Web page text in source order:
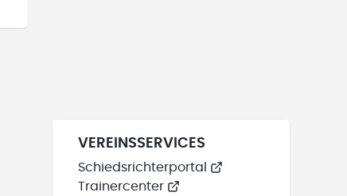
VEREINSSERVICES
Schiedsrichterportal
Trainercenter